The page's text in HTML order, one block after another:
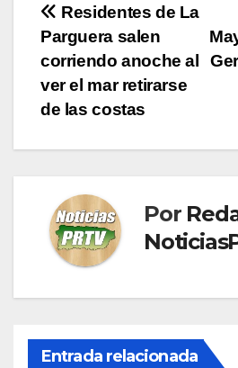
Navegación
de
entradas
Residentes de La
Parguera salen
corriendo anoche al
ver el mar retirarse
de las costas
Por
Entrada relacionada